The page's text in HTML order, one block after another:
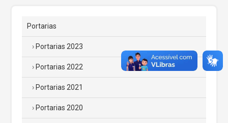
Portarias
Portarias 2023
Portarias 2022
Portarias 2021
Portarias 2020